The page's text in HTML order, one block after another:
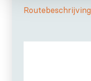
Routebeschrijving